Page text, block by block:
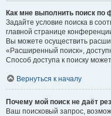
Как мне выполнить поиск
Задайте условие поиска в
главной странице
Вы можете осуществить
«Расширенный поиск»,
Способ доступа к поиску
Вернуться к началу
Почему мой поиск не даёт
Ваш поисковый запрос,